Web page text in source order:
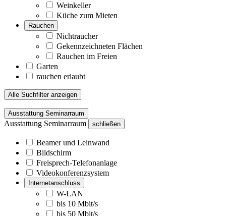
Weinkeller
Küche zum Mieten
Rauchen
Nichtraucher
Gekennzeichneten Flächen
Rauchen im Freien
Garten
rauchen erlaubt
Alle Suchfilter anzeigen
Ausstattung Seminarraum
Ausstattung Seminarraum schließen
Beamer und Leinwand
Bildschirm
Freisprech-Telefonanlage
Videokonferenzsystem
Internetanschluss
W-LAN
bis 10 Mbit/s
bis 50 Mbit/s